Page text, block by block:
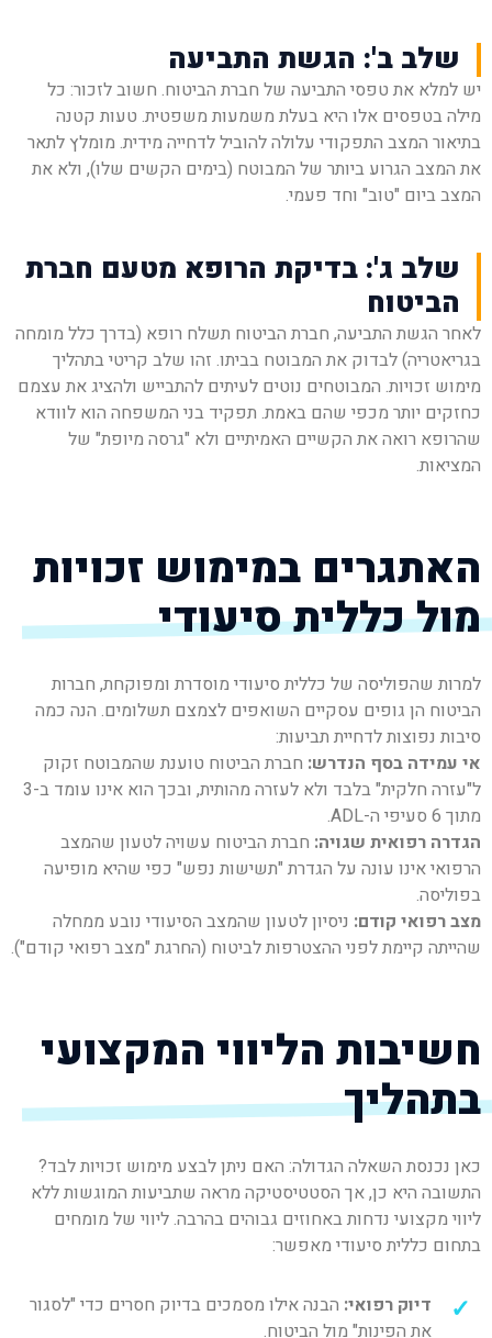
שלב ב': הגשת התביעה
יש למלא את טפסי התביעה של חברת הביטוח. חשוב לזכור: כל
מילה בטפסים אלו היא בעלת משמעות משפטית. טעות קטנה
בתיאור המצב התפקודי עלולה להוביל לדחייה מידית. מומלץ לתאר
את המצב הגרוע ביותר של המבוטח (בימים הקשים שלו), ולא את
המצב ביום "טוב" וחד פעמי.
שלב ג': בדיקת הרופא מטעם חברת
הביטוח
לאחר הגשת התביעה, חברת הביטוח תשלח רופא (בדרך כלל מומחה
בגריאטריה) לבדוק את המבוטח בביתו. זהו שלב קריטי בתהליך
מימוש זכויות. המבוטחים נוטים לעיתים להתבייש ולהציג את עצמם
כחזקים יותר מכפי שהם באמת. תפקיד בני המשפחה הוא לוודא
שהרופא רואה את הקשיים האמיתיים ולא "גרסה מיופת" של
המציאות.
האתגרים במימוש זכויות
מול כללית סיעודי
למרות שהפוליסה של כללית סיעודי מוסדרת ומפוקחת, חברות
הביטוח הן גופים עסקיים השואפים לצמצם תשלומים. הנה כמה
סיבות נפוצות לדחיית תביעות:
אי עמידה בסף הנדרש: חברת הביטוח טוענת שהמבוטח זקוק
ל"עזרה חלקית" בלבד ולא לעזרה מהותית, ובכך הוא אינו עומד ב-3
מתוך 6 סעיפי ה-ADL.
הגדרה רפואית שגויה: חברת הביטוח עשויה לטעון שהמצב
הרפואי אינו עונה על הגדרת "תשישות נפש" כפי שהיא מופיעה
בפוליסה.
מצב רפואי קודם: ניסיון לטעון שהמצב הסיעודי נובע ממחלה
שהייתה קיימת לפני ההצטרפות לביטוח (החרגת "מצב רפואי קודם").
חשיבות הליווי המקצועי
בתהליך
כאן נכנסת השאלה הגדולה: האם ניתן לבצע מימוש זכויות לבד?
התשובה היא כן, אך הסטטיסטיקה מראה שתביעות המוגשות ללא
ליווי מקצועי נדחות באחוזים גבוהים בהרבה. ליווי של מומחים
בתחום כללית סיעודי מאפשר:
דיוק רפואי: הבנה אילו מסמכים בדיוק חסרים כדי "לסגור
את הפינות" מול הביטוח.